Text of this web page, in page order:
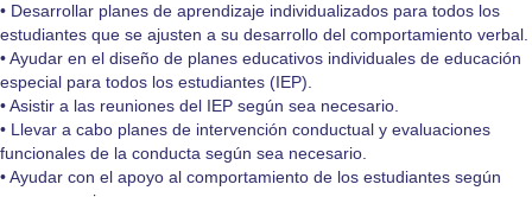
• Desarrollar planes de aprendizaje individualizados para todos los
estudiantes que se ajusten a su desarrollo del comportamiento verbal.
• Ayudar en el diseño de planes educativos individuales de educación
especial para todos los estudiantes (IEP).
• Asistir a las reuniones del IEP según sea necesario.
• Llevar a cabo planes de intervención conductual y evaluaciones
funcionales de la conducta según sea necesario.
• Ayudar con el apoyo al comportamiento de los estudiantes según